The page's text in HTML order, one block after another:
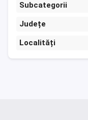
Subcategorii
Județe
Localități